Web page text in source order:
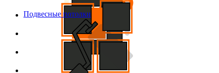
Подвесные потолки